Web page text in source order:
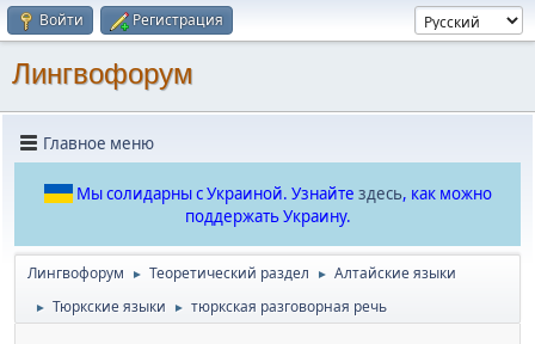
Войти Регистрация
Лингвофорум
Главное меню
Мы солидарны с Украиной. Узнайте здесь, как можно
поддержать Украину.
Лингвофорум ► Теоретический раздел ► Алтайские языки
► Тюркские языки ► тюркская разговорная речь